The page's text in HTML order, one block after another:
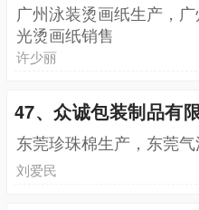
广州泳装烫画纸生产，
光烫画纸销售
许少丽
47、众诚包装制品有
东莞珍珠棉生产，东莞
刘爱民